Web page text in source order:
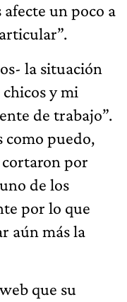
un poco a
la situación
chicos y mi
de trabajo”.
como puedo,
por
de los
por lo que
aún más la
que su